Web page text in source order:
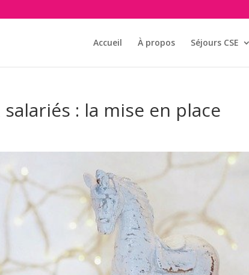
Accueil À propos Séjours CSE
: la mise en place